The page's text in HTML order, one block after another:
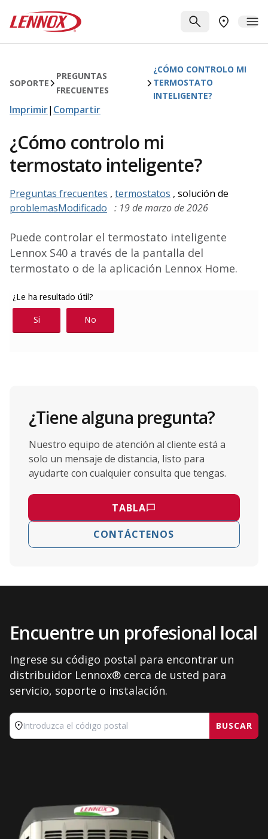
Lennox
BUSCARBUSCAR
SOPORTE
PREGUNTAS
FRECUENTES
¿CÓMO CONTROLO MI
TERMOSTATO
INTELIGENTE?
Imprimir| Compartir
¿Cómo controlo mi
termostato inteligente?
Preguntas frecuentes , termostatos , solución de
problemasModificado : 19 de marzo de 2026
Puede controlar el termostato inteligente
Lennox S40 a través de la pantalla del
termostato o de la aplicación Lennox Home.
¿Tiene alguna pregunta?
Nuestro equipo de atención al cliente está a
solo un mensaje de distancia, listo para
ayudarte con cualquier consulta que tengas.
TABLA
CONTÁCTENOS
Encuentre un profesional local
Ingrese su código postal para encontrar un
distribuidor Lennox® cerca de usted para
servicio, soporte o instalación.
Introduzca el código postal BUSCAR